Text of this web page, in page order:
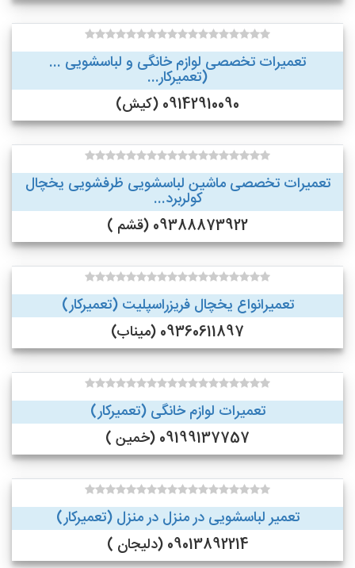
تعمیرات تخصصی لوازم خانگی و لباسشویی ...
(تعمیرکار...
09142910090 (کیش)
تعمیرات تخصصی ماشین لباسشویی ظرفشویی یخچال
کولربرد...
09388873922 (قشم )
تعمیرانواع یخچال فریزراسپلیت (تعمیرکار)
09360611897 (میناب)
تعمیرات لوازم خانگی (تعمیرکار)
09199137757 (خمین )
تعمیر لباسشویی در منزل در منزل (تعمیرکار)
09013892214 (دلیجان )